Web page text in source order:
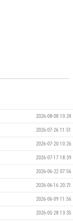
2026-08-08 10:24
2026-07-26 11:51
2026-07-20 10:26
2026-07-17 18:39
2026-06-22 07:56
2026-06-16 20:21
2026-06-09 11:56
2026-05-28 13:35